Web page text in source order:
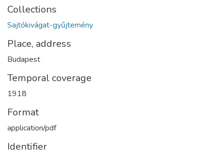
Collections
Sajtókivágat-gyűjtemény
Place, address
Budapest
Temporal coverage
1918
Format
application/pdf
Identifier